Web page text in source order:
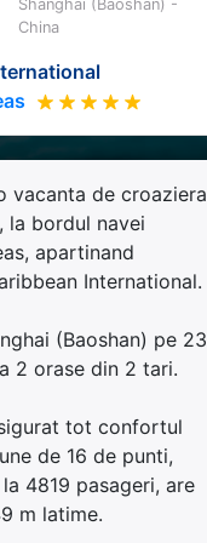
Shanghai (Baoshan) -
China
vacanta de croaziera
la bordul navei
apartinand
International.
(Baoshan) pe 23
2 orase din 2 tari.
tot confortul
de 16 de punti,
4819 pasageri, are
m latime.